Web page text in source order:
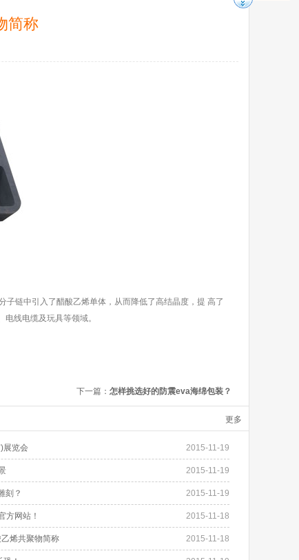
简称
子链中引入了醋酸乙烯单体，从而降低了高结晶度，提 高了
线电缆及玩具等领域。
下一篇： 怎样挑选好的防震eva海绵包装？
更多
2015-11-19
展览会
2015-11-19
2015-11-19
刻？
2015-11-18
方网站！
2015-11-18
乙烯共聚物简称